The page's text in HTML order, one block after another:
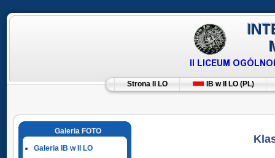
Strona II LO IB w II LO (PL)
Galeria FOTO
Galeria IB w II LO